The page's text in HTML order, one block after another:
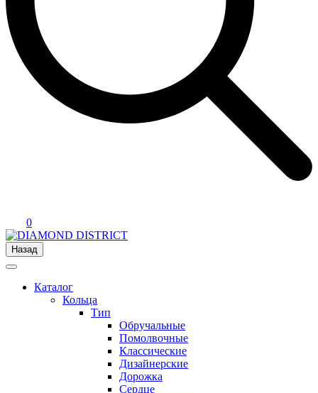
0
Назад
Каталог
Кольца
Тип
Обручальные
Помолвочные
Классические
Дизайнерские
Дорожка
Сердце